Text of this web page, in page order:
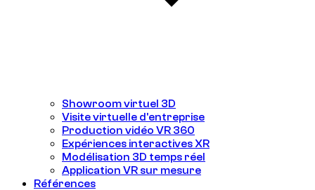
Showroom virtuel 3D
Visite virtuelle d'entreprise
Production vidéo VR 360
Expériences interactives XR
Modélisation 3D temps réel
Application VR sur mesure
Références